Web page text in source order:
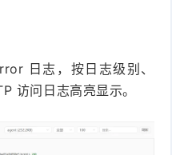
日志，按日志级别、
访问日志高亮显示。